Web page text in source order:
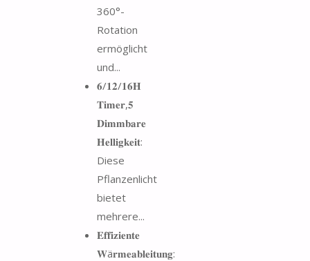
360°-
Rotation
ermöglicht
und...
𝟔/𝟏𝟐/𝟏𝟔𝐇
𝐓𝐢𝐦𝐞𝐫,𝟓
𝐃𝐢𝐦𝐦𝐛𝐚𝐫𝐞
𝐇𝐞𝐥𝐥𝐢𝐠𝐤𝐞𝐢𝐭:
Diese
Pflanzenlicht
bietet
mehrere...
𝐄𝐟𝐟𝐢𝐳𝐢𝐞𝐧𝐭𝐞
𝐖ä𝐫𝐦𝐞𝐚𝐛𝐥𝐞𝐢𝐭𝐮𝐧𝐠: